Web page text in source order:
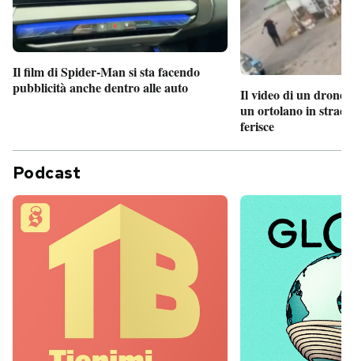
Il film di Spider-Man si sta facendo
pubblicità anche dentro alle auto
Il video di un drone
un ortolano in
ferisce
Podcast